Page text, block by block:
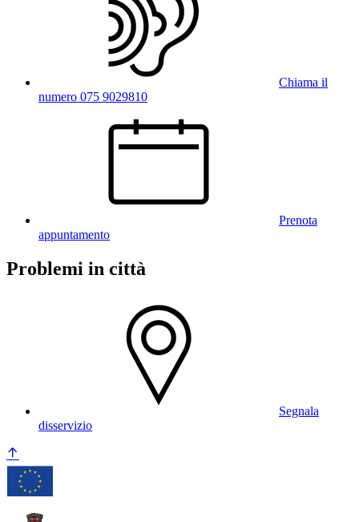
Chiama il
numero 075 9029810
Prenota
appuntamento
Problemi in città
Segnala
disservizio